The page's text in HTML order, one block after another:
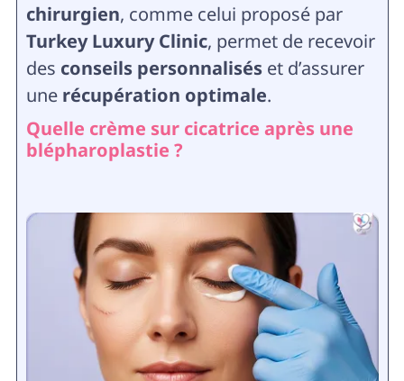
chirurgien, comme celui proposé par
Turkey Luxury Clinic, permet de recevoir
des conseils personnaliséset d’assurer
une récupération optimale.
Quelle crème sur cicatrice après une
blépharoplastie ?